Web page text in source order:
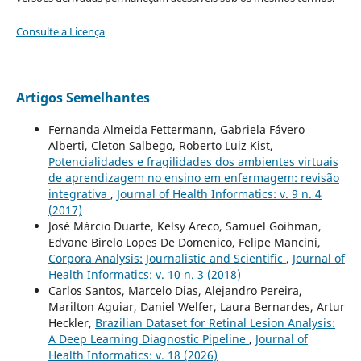
Consulte a Licença
Artigos Semelhantes
Fernanda Almeida Fettermann, Gabriela Fávero
Alberti, Cleton Salbego, Roberto Luiz Kist,
Potencialidades e fragilidades dos ambientes virtuais
de aprendizagem no ensino em enfermagem: revisão
integrativa , Journal of Health Informatics: v. 9 n. 4
(2017)
José Márcio Duarte, Kelsy Areco, Samuel Goihman,
Edvane Birelo Lopes De Domenico, Felipe Mancini,
Corpora Analysis: Journalistic and Scientific , Journal of
Health Informatics: v. 10 n. 3 (2018)
Carlos Santos, Marcelo Dias, Alejandro Pereira,
Marilton Aguiar, Daniel Welfer, Laura Bernardes, Artur
Heckler, Brazilian Dataset for Retinal Lesion Analysis:
A Deep Learning Diagnostic Pipeline , Journal of
Health Informatics: v. 18 (2026)